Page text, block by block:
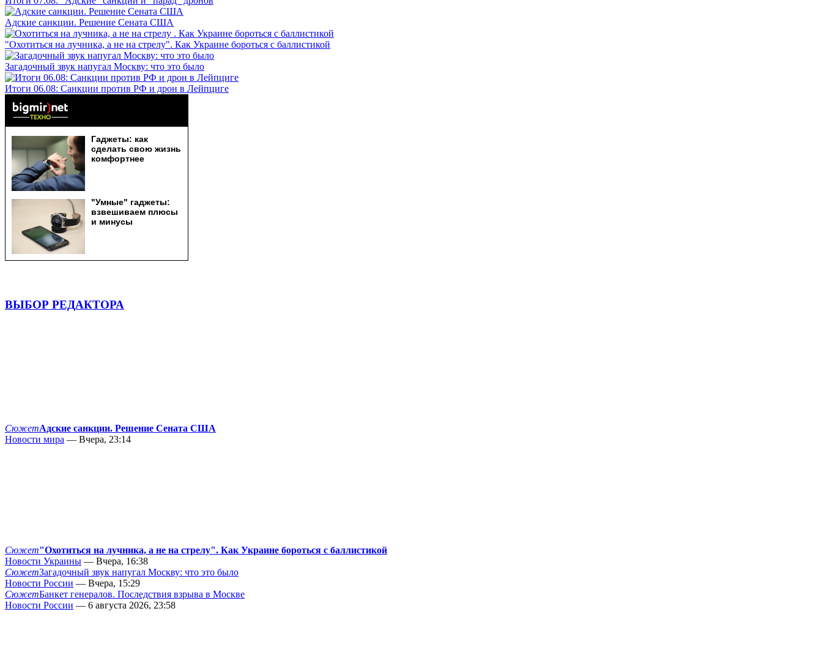
Адские санкции. Решение Сената США
"Охотиться на лучника, а не на стрелу". Как Украине бороться с баллистикой
Загадочный звук напугал Москву: что это было
Итоги 06.08: Санкции против РФ и дрон в Лейпциге
ВЫБОР РЕДАКТОРА
СюжетАдские санкции. Решение Сената США
Новости мира — Вчера, 23:14
Сюжет"Охотиться на лучника, а не на стрелу". Как Украине бороться с баллистикой
Новости Украины — Вчера, 16:38
СюжетЗагадочный звук напугал Москву: что это было
Новости России — Вчера, 15:29
СюжетБанкет генералов. Последствия взрыва в Москве
Новости России — 6 августа 2026, 23:58